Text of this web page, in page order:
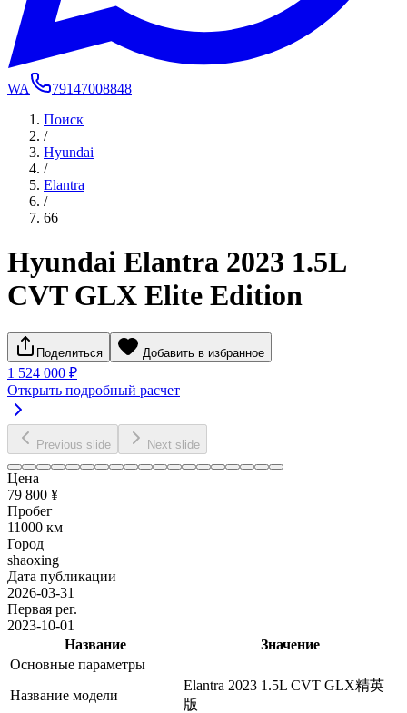
WA
79147008848
Поиск
/
Hyundai
/
Elantra
/
66
Hyundai Elantra 2023 1.5L
CVT GLX Elite Edition
Поделиться Добавить в избранное
1 524 000 ₽
Открыть подробный расчет
Previous slide Next slide
Цена
79 800 ¥
Пробег
11000 км
Город
shaoxing
Дата публикации
2026-03-31
Первая рег.
2023-10-01
Название
Значение
Основные параметры
Название модели
Elantra 2023 1.5L CVT GLX精英
版